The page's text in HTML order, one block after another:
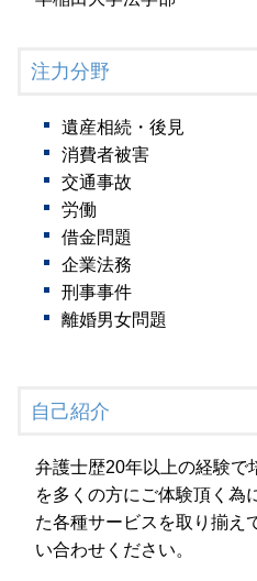
注力分野
遺産相続・後見
消費者被害
交通事故
労働
借金問題
企業法務
刑事事件
離婚男女問題
自己紹介
弁護士歴20年以上の経験で
を多くの方にご体験頂く為
た各種サービスを取り揃え
い合わせください。